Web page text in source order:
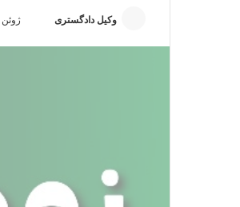
وکیل دادگستری ژوئن 15, 2026